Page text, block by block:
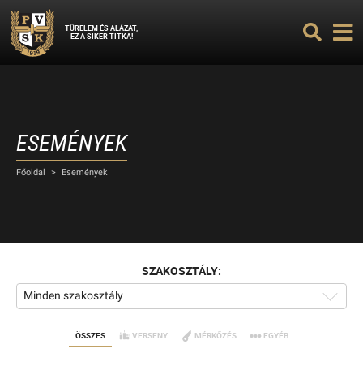
TÜRELEM ÉS ALÁZAT,
EZ A SIKER TITKA!
ESEMÉNYEK
Főoldal > Események
SZAKOSZTÁLY:
Minden szakosztály
ÖSSZES VERSENY MÉRKŐZÉS EGYÉB